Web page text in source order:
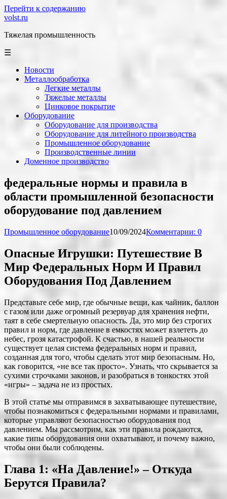
Перейти к содержанию
volst.ru
Тяжелая промышленность
☰
Новости
Металлообработка
Легкие металлы
Тяжелые металлы
Цинковое покрытие
Оборудование
Оборудование для производства
Оборудование для литейного производства
Промышленное оборудование
Производственные линии
Доменное производство
федеральные нормы и правила в
области промышленной безопасности
оборудование под давлением
Промышленное оборудование10/09/2024Комментарии: 0
Опасные Игрушки: Путешествие В
Мир Федеральных Норм И Правил
Оборудования Под Давлением
Представьте себе мир, где обычные вещи, как чайник, баллон
с газом или даже огромный резервуар для хранения нефти,
таят в себе смертельную опасность. Да, это мир без строгих
правил и норм, где давление в емкостях может взлететь до
небес, грозя катастрофой. К счастью, в нашей реальности
существует целая система федеральных норм и правил,
созданная для того, чтобы сделать этот мир безопасным. Но,
как говорится, «не все так просто». Узнать, что скрывается за
сухими строчками законов, и разобраться в тонкостях этой
«игры» – задача не из простых.
В этой статье мы отправимся в захватывающее путешествие,
чтобы познакомиться с федеральными нормами и правилами,
которые управляют безопасностью оборудования под
давлением. Мы рассмотрим, как эти правила рождаются,
какие типы оборудования они охватывают, и почему важно,
чтобы они были соблюдены.
Глава 1: «На Давление!» – Откуда
Берутся Правила?